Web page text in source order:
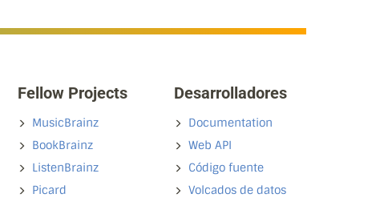
Fellow Projects
MusicBrainz
BookBrainz
ListenBrainz
Picard
Desarrolladores
Documentation
Web API
Código fuente
Volcados de datos